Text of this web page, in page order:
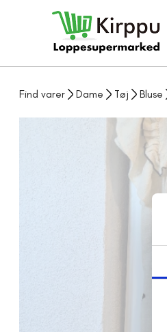
Find varer Dame Tøj Bluse